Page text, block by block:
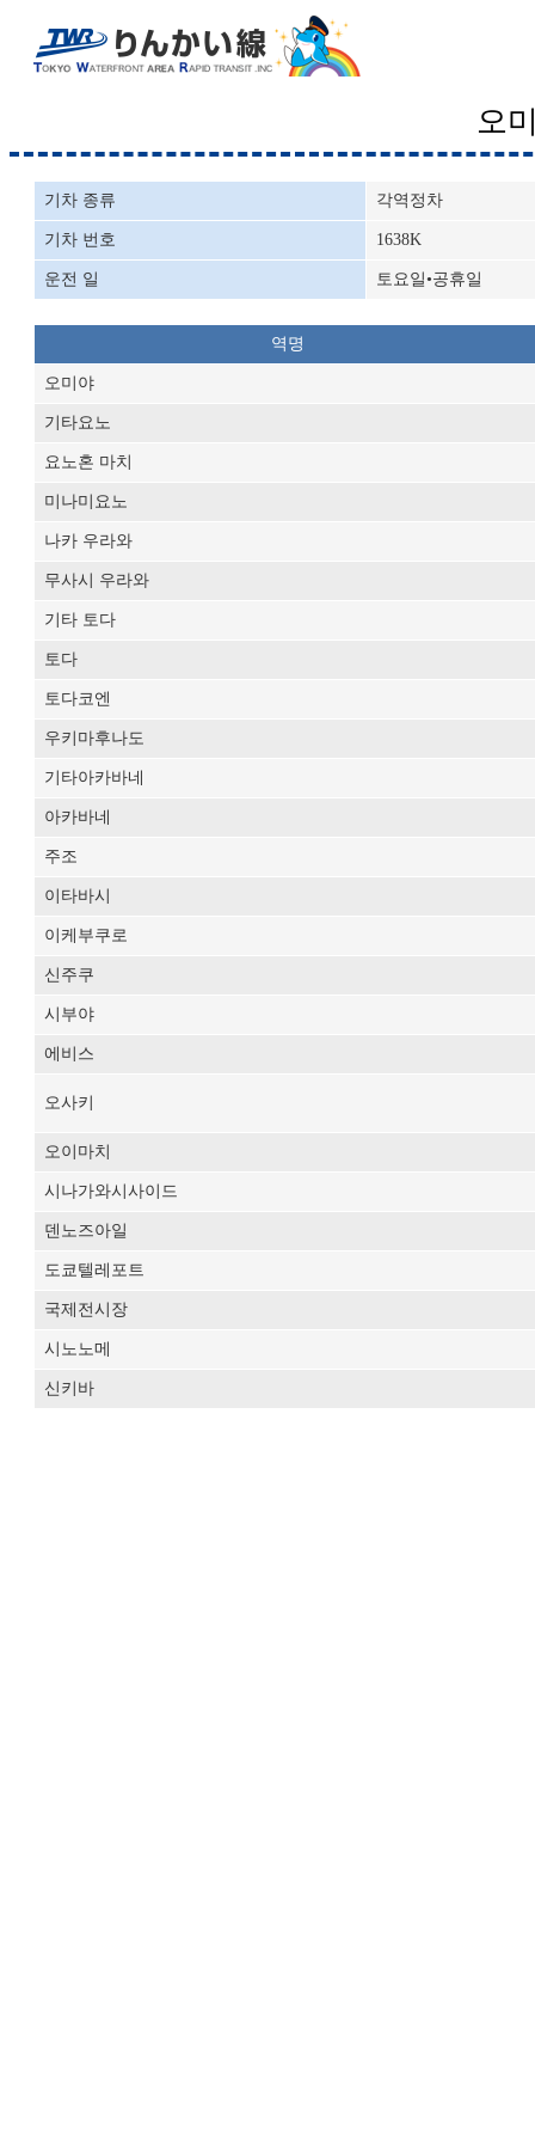
오
기차 종류 각역정차
기차 번호 1638K
운전 일 토요일•공휴일
역명
오미야
기타요노
요노혼 마치
미나미요노
나카 우라와
무사시 우라와
기타 토다
토다
토다코엔
우키마후나도
기타아카바네
아카바네
주조
이타바시
이케부쿠로
신주쿠
시부야
에비스
오사키
오이마치
시나가와시사이드
덴노즈아일
도쿄텔레포트
국제전시장
시노노메
신키바